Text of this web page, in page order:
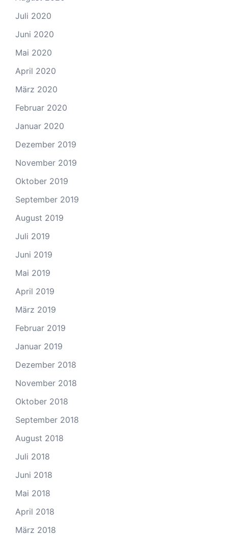
Juli 2020
Juni 2020
Mai 2020
April 2020
März 2020
Februar 2020
Januar 2020
Dezember 2019
November 2019
Oktober 2019
September 2019
August 2019
Juli 2019
Juni 2019
Mai 2019
April 2019
März 2019
Februar 2019
Januar 2019
Dezember 2018
November 2018
Oktober 2018
September 2018
August 2018
Juli 2018
Juni 2018
Mai 2018
April 2018
März 2018